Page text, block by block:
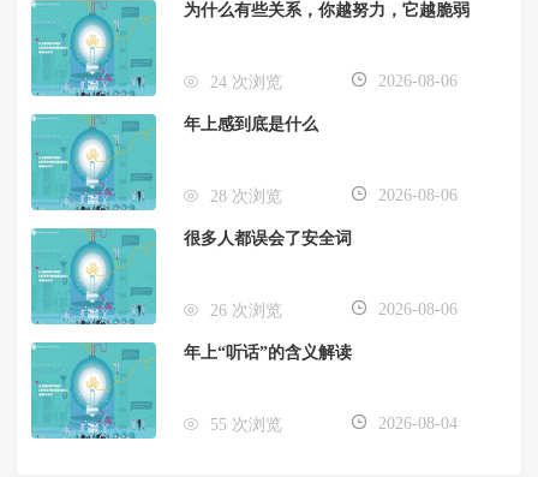
为什么有些关系，你越努力，它越脆弱
24 次浏览 2026-08-06
年上感到底是什么
28 次浏览 2026-08-06
很多人都误会了安全词
26 次浏览 2026-08-06
年上“听话”的含义解读
55 次浏览 2026-08-04